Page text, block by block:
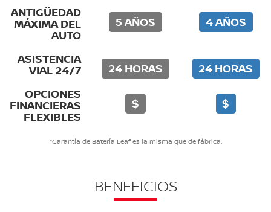
ANTIGÜEDAD
MÁXIMA DEL
AUTO
5 AÑOS 4 AÑOS
ASISTENCIA
VIAL 24/7 24 HORAS
24 HORAS
OPCIONES
FINANCIERAS
FLEXIBLES
$ $
*Garantía de Batería Leaf es la misma que de fábrica.
BENEFICIOS